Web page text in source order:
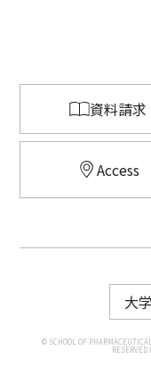
資料請求
Access
© SCHOOL OF
大